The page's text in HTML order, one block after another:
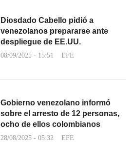
Diosdado Cabello pidió a
venezolanos prepararse ante
despliegue de EE.UU.
08/09/2025 - 15:51 EFE
Gobierno venezolano informó
sobre el arresto de 12 personas,
ocho de ellos colombianos
28/08/2025 - 05:32 EFE